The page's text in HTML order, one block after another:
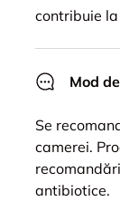
contribuie
Mod
Se
camerei.
antibiotice.